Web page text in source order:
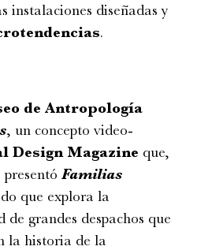
instalaciones diseñadas y
.
de Antropología
, un concepto video-
Design Magazine que,
Familias
que explora la
grandes despachos que
la historia de la